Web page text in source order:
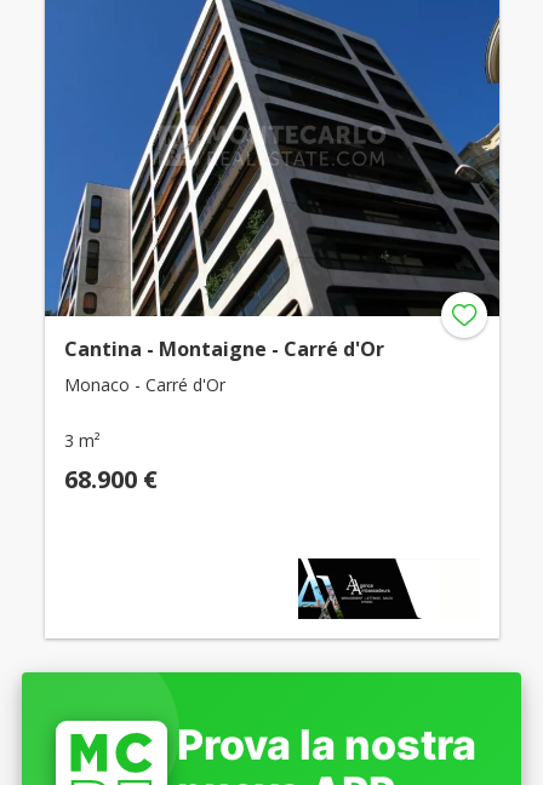
Cantina - Montaigne - Carré d'Or
Monaco - Carré d'Or
3 m²
68.900 €
Prova la nostra